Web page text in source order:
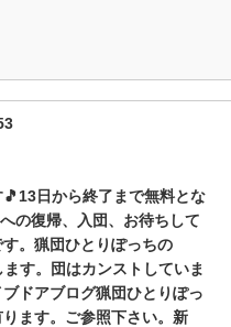
日から終了まで無料とな
の復帰、入団、お待ちして
。猟団ひとりぽっちの
す。団はカンストしていま
ドアブログ猟団ひとりぽっ
ます。ご参照下さい。新